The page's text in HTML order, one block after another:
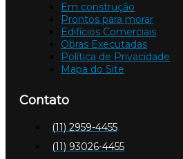
Em construção
Prontos para morar
Edifícios Comerciais
Obras Executadas
Política de Privacidade
Mapa do Site
Contato
(11) 2959-4455
(11) 93026-4455